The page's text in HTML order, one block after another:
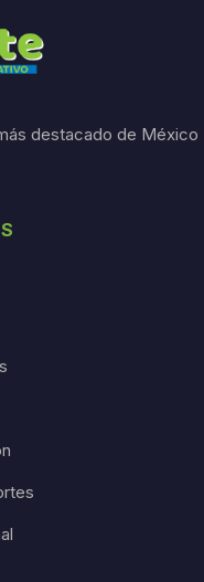
destacado de México